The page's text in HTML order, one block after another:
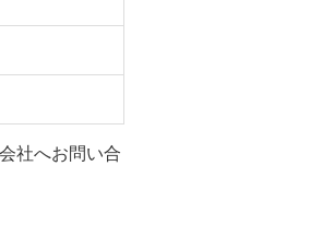
社へお問い合